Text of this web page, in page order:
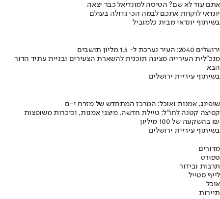
אתם עוד לא שם? הטיסה למונדיאל כבר יצאה
יונדאי לוקחת אתכם לבמה הכי גדולה בעולם
בשיתוף יונדאי מבית כלמוביל
ירושלים 2040: העיר נערכת ל- 1.5 מליון תושבים
מנכ"לית העירייה מציגה תוכנית להשארת הצעירים ובניית עתיד הדור
הבא
בשיתוף עיריית ירושלים
שופינג, אמנות ואוכל: המרכז המתחדש של מזרח י-ם
קפיצה קטנה לחו"ל: טיילת חדשה, מיצגי אמנות, וכיכרות משופצות
בהשקעה של 100 מיליון ₪
בשיתוף עיריית ירושלים
מדורים
ספורט
תרבות ובידור
לייף סטייל
אוכל
תיירות